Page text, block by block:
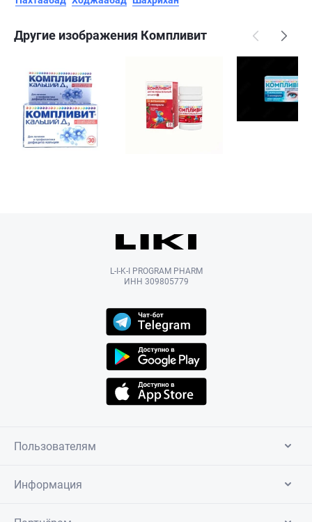
Другие изображения Компливит
L-I-K-I PROGRAM PHARM
ИНН 309805779
Пользователям
Информация